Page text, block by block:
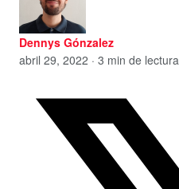
Dennys Gónzalez
abril 29, 2022 · 3 min de lectura